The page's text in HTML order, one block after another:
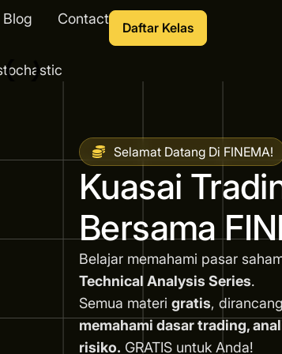
Blog Contact
Daftar Kelas
Selamat Datang Di FINEMA!
Kuasai
Bersama
Belajar memahami pasar
Technical Analysis Series.
Semua materi gratis,
memahami dasar trading,
risiko. GRATIS untuk Anda!